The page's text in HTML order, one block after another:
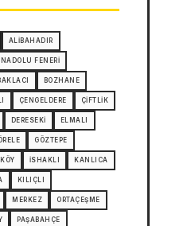
ALIBAHADIR
FENERI
BOZHANE
ÇENGELDERE ÇIFTLIK
DERESEKI ELMALI
GÖZTEPE
İSHAKLI KANLICA
KILIÇLI
MERKEZ ORTAÇEŞME
PAŞABAHÇE